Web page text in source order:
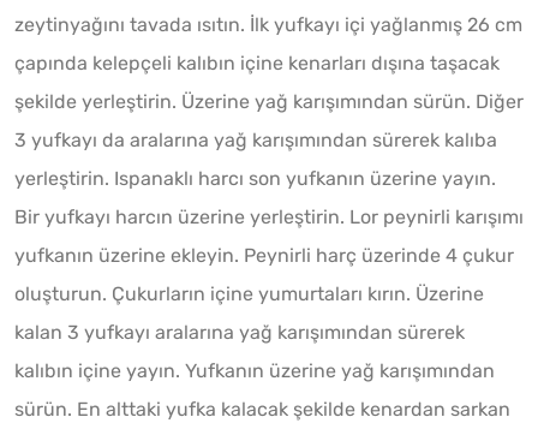
zeytinyağını tavada ısıtın. İlk yufkayı içi yağlanmış 26 cm
çapında kelepçeli kalıbın içine kenarları dışına taşacak
şekilde yerleştirin. Üzerine yağ karışımından sürün. Diğer
3 yufkayı da aralarına yağ karışımından sürerek kalıba
yerleştirin. Ispanaklı harcı son yufkanın üzerine yayın.
Bir yufkayı harcın üzerine yerleştirin. Lor peynirli karışımı
yufkanın üzerine ekleyin. Peynirli harç üzerinde 4 çukur
oluşturun. Çukurların içine yumurtaları kırın. Üzerine
kalan 3 yufkayı aralarına yağ karışımından sürerek
kalıbın içine yayın. Yufkanın üzerine yağ karışımından
sürün. En alttaki yufka kalacak şekilde kenardan sarkan